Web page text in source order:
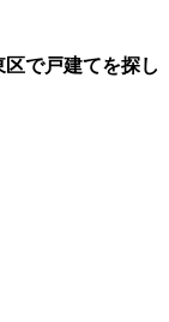
で戸建てを探し